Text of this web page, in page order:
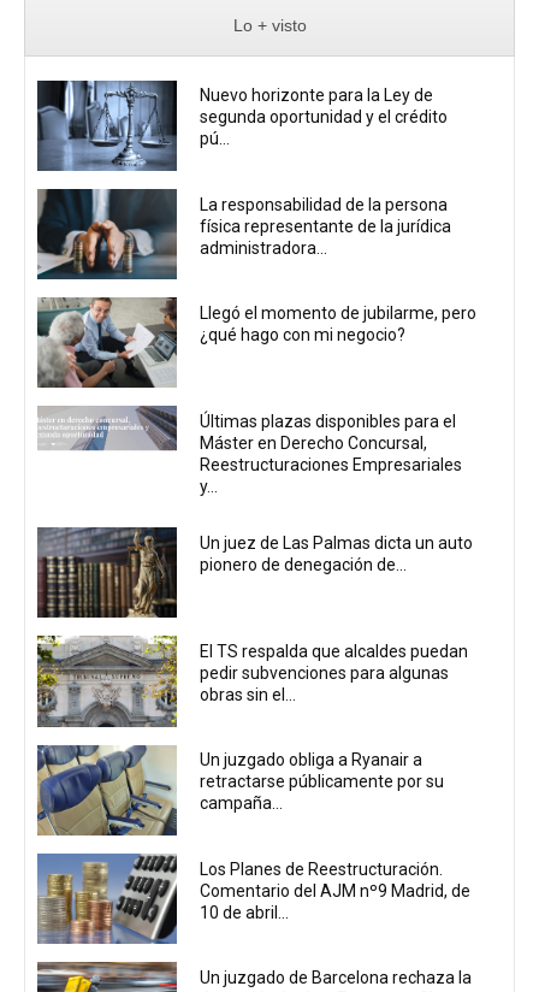
Lo + visto
Nuevo horizonte para la Ley de
segunda oportunidad y el crédito
pú...
La responsabilidad de la persona
física representante de la jurídica
administradora...
Llegó el momento de jubilarme, pero
¿qué hago con mi negocio?
Últimas plazas disponibles para el
Máster en Derecho Concursal,
Reestructuraciones Empresariales
y...
Un juez de Las Palmas dicta un auto
pionero de denegación de...
El TS respalda que alcaldes puedan
pedir subvenciones para algunas
obras sin el...
Un juzgado obliga a Ryanair a
retractarse públicamente por su
campaña...
Los Planes de Reestructuración.
Comentario del AJM nº9 Madrid, de
10 de abril...
Un juzgado de Barcelona rechaza la